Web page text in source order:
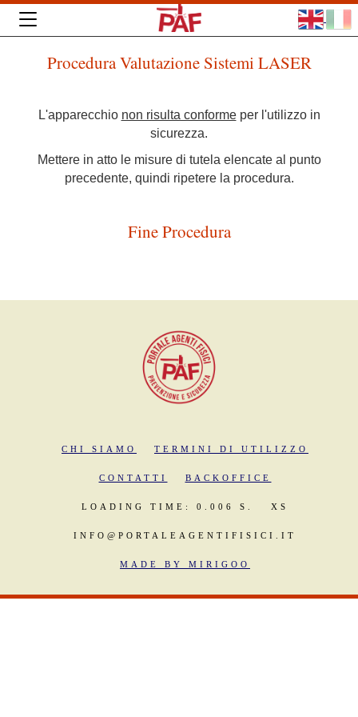
Procedura Valutazione Sistemi LASER
L'apparecchio non risulta conformeper l'utilizzo in
sicurezza.
Mettere in atto le misure di tutela elencate al punto
precedente, quindi ripetere la procedura.
Fine Procedura
CHI SIAMO TERMINI DI UTILIZZO
CONTATTI BACKOFFICE
LOADING TIME: 0.006 S. XS
INFO@PORTALEAGENTIFISICI.IT
MADE BY MIRIGOO